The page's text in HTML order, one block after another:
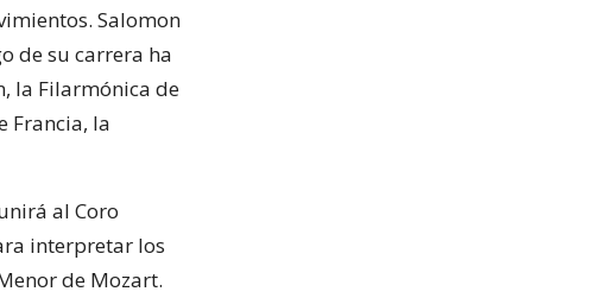
Salomon
de su carrera ha
la Filarmónica de
Francia, la
al Coro
interpretar los
de Mozart.